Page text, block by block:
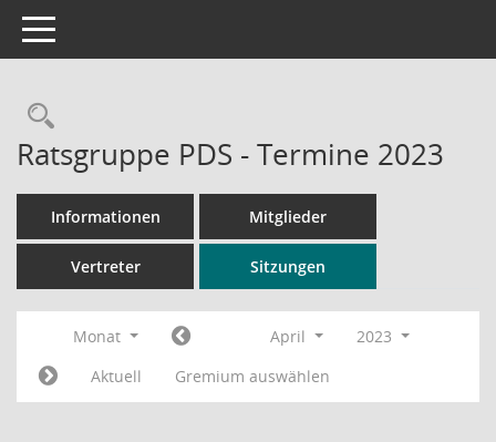
Toggle navigation
Rechercheauswahl
Ratsgruppe PDS - Termine 2023
Informationen Mitglieder
Vertreter Sitzungen
Monat April
2023
Aktuell
Gremium auswählen